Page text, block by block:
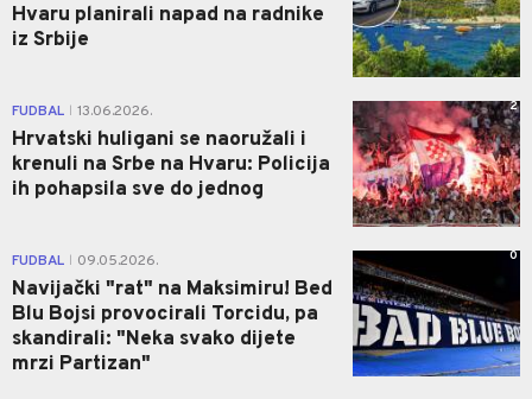
Hvaru planirali napad na radnike
iz Srbije
FUDBAL 13.06.2026.
Hrvatski huligani se naoružali i
krenuli na Srbe na Hvaru: Policija
ih pohapsila sve do jednog
2
FUDBAL 09.05.2026.
Navijački "rat" na Maksimiru! Bed
Blu Bojsi provocirali Torcidu, pa
skandirali: "Neka svako dijete
mrzi Partizan"
0